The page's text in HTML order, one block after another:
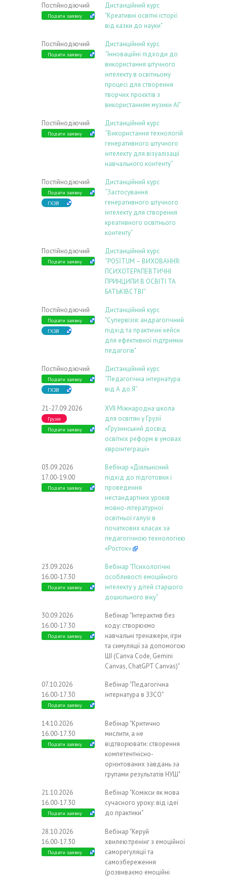
Постійнодіючий
Подати заявку
Дистанційний курс
"Креативні освітні історії:
від казки до науки"
Постійнодіючий
Подати заявку
Дистанційний курс
“Інноваційні підходи до
використання штучного
інтелекту в освітньому
процесі для створення
творчих проєктів з
використанням музики АІ”
Постійнодіючий
Подати заявку
Дистанційний курс
“Використання технологій
генеративного штучного
інтелекту для візуалізації
навчального контенту”
Постійнодіючий
Подати заявку
ГХЗВ
Дистанційний курс
“Застосування
генеративного штучного
інтелекту для створення
креативного освітнього
контенту”
Постійнодіючий
Подати заявку
Дистанційний курс
“POSİTUM – ВИХОВАННЯ:
ПСИХОТЕРАПЕВТИЧНІ
ПРИНЦИПИ В ОСВІТІ ТА
БАТЬКІВСТВІ”
Постійнодіючий
Подати заявку
ГХЗВ
Дистанційний курс
"Супервізія: андрагогічний
підхід та практичні кейси
для ефективної підтримки
педагогів"
Постійнодіючий
Подати заявку
ГХЗВ
Дистанційний курс
“Педагогічна інтернатура
від А до Я”
21-27.09.2026
Грузія
Подати заявку
ХVIІ Міжнародна школа
для освітян у Грузії
«Грузинський досвід
освітніх реформ в умовах
євроінтеграції»
03.09.2026
17.00-19.00
Подати заявку
Вебінар «Діяльнісний
підхід до підготовки і
проведення
нестандартних уроків
мовно-літературної
освітньої галузі в
початкових класах за
педагогічною технологією
«Росток»
23.09.2026
16.00-17.30
Подати заявку
Вебінар "Психологічні
особливості емоційного
інтелекту у дітей старшого
дошкільного віку"
30.09.2026
16.00-17.30
Подати заявку
Вебінар "Інтерактив без
коду: створюємо
навчальні тренажери, ігри
та симуляції за допомогою
ШІ (Canva Code, Gemini
Canvas, ChatGPT Canvas)"
07.10.2026
16.00-17.30
Подати заявку
Вебінар "Педагогічна
інтернатура в ЗЗСО"
14.10.2026
16.00-17.30
Подати заявку
Вебінар "Критично
мислити, а не
відтворювати: створення
компетентнісно-
орієнтованих завдань за
групами результатів НУШ"
21.10.2026
16.00-17.30
Подати заявку
Вебінар "Комікси як мова
сучасного уроку: від ідеї
до практики"
28.10.2026
16.00-17.30
Подати заявку
Вебінар "Керуй
хвилею:тренінг з емоційної
саморегуляції та
самозбереження
(розвиваємо емоційні